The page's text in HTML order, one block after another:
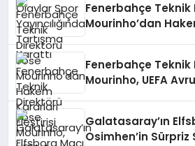
Fenerbahçe
Mourinho’dan
Fenerbahçe
Mourinho, UEFA
Galatasaray’ın
Osimhen’in Sürpriz